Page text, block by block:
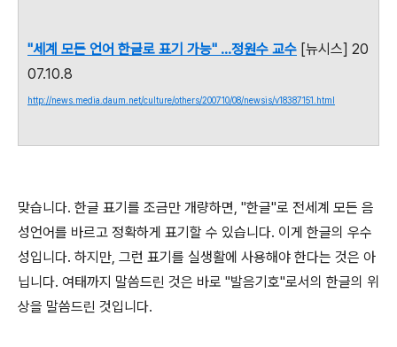
"세계 모든 언어 한글로 표기 가능" ...정원수 교수 [뉴시스] 20
07.10.8
http://news.media.daum.net/culture/others/200710/08/newsis/v18387151.html
맞습니다. 한글 표기를 조금만 개량하면, "한글"로 전세계 모든 음
성언어를 바르고 정확하게 표기할 수 있습니다. 이게 한글의 우수
성입니다. 하지만, 그런 표기를 실생활에 사용해야 한다는 것은 아
닙니다. 여태까지 말씀드린 것은 바로 "발음기호"로서의 한글의 위
상을 말씀드린 것입니다.